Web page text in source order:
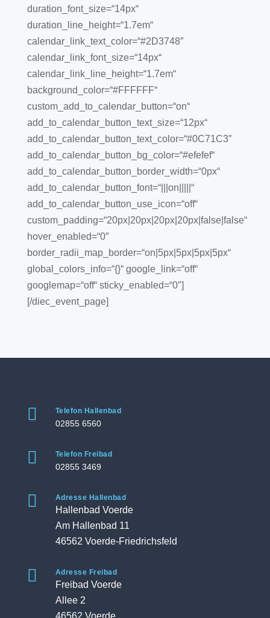
duration_font_size=“14px“
duration_line_height=“1.7em“
calendar_link_text_color=“#2D3748″
calendar_link_font_size=“14px“
calendar_link_line_height=“1.7em“
background_color=“#FFFFFF“
custom_add_to_calendar_button=“on“
add_to_calendar_button_text_size=“12px“
add_to_calendar_button_text_color=“#0C71C3″
add_to_calendar_button_bg_color=“#efefef“
add_to_calendar_button_border_width=“0px“
add_to_calendar_button_font=“|||on|||||“
add_to_calendar_button_use_icon=“off“
custom_padding=“20px|20px|20px|20px|false|false“
hover_enabled=“0″
border_radii_map_border=“on|5px|5px|5px|5px“
global_colors_info=“{}“ google_link=“off“
googlemap=“off“ sticky_enabled=“0″]
[/diec_event_page]
 Telefon Hallenbad
02855 6560
 Telefon Freibad
02855 3469
 Adresse Hallenbad
Hallenbad Voerde
Am Hallenbad 11
46562 Voerde-Friedrichsfeld
 Adresse Freibad
Freibad Voerde
Allee 2
46562 Voerde